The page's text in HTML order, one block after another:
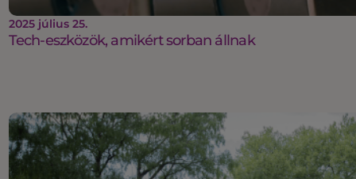
2025 július 25.
Tech-eszközök, amikért sorban állnak